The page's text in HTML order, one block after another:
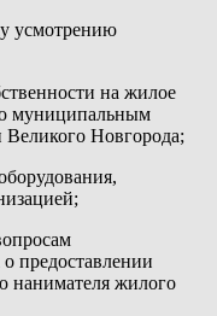
усмотрению
на жилое
муниципальным
Новгорода;
предоставлении
нанимателя жилого